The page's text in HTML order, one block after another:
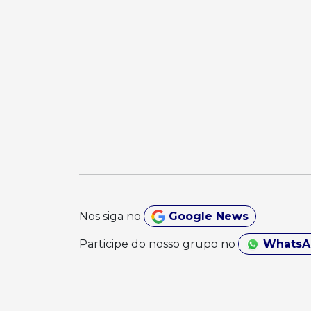
Nos siga no Google News
Participe do nosso grupo no